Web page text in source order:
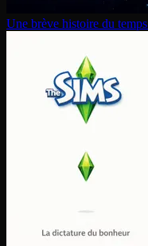
Une brève histoire du temps